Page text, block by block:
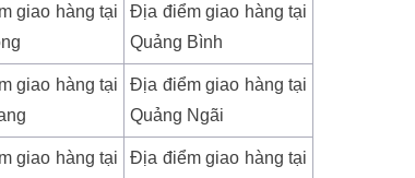
giao hàng tại
Địa điểm giao hàng tại
Quảng Bình
giao hàng tại
Địa điểm giao hàng tại
Quảng Ngãi
giao hàng tại
Địa điểm giao hàng tại